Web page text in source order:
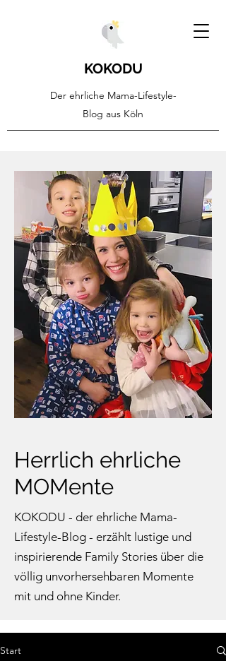
KOKODU
Der ehrliche Mama-Lifestyle-
Blog aus Köln
Herrlich ehrliche
MOMente
KOKODU - der ehrliche Mama-
Lifestyle-Blog - erzählt lustige und
inspirierende Family Stories über die
völlig unvorhersehbaren Momente
mit und ohne Kinder.
Start